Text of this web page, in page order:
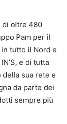
di oltre 480
Pam per il
tutto il Nord e
e di tutta
della sua rete e
da parte dei
sempre più